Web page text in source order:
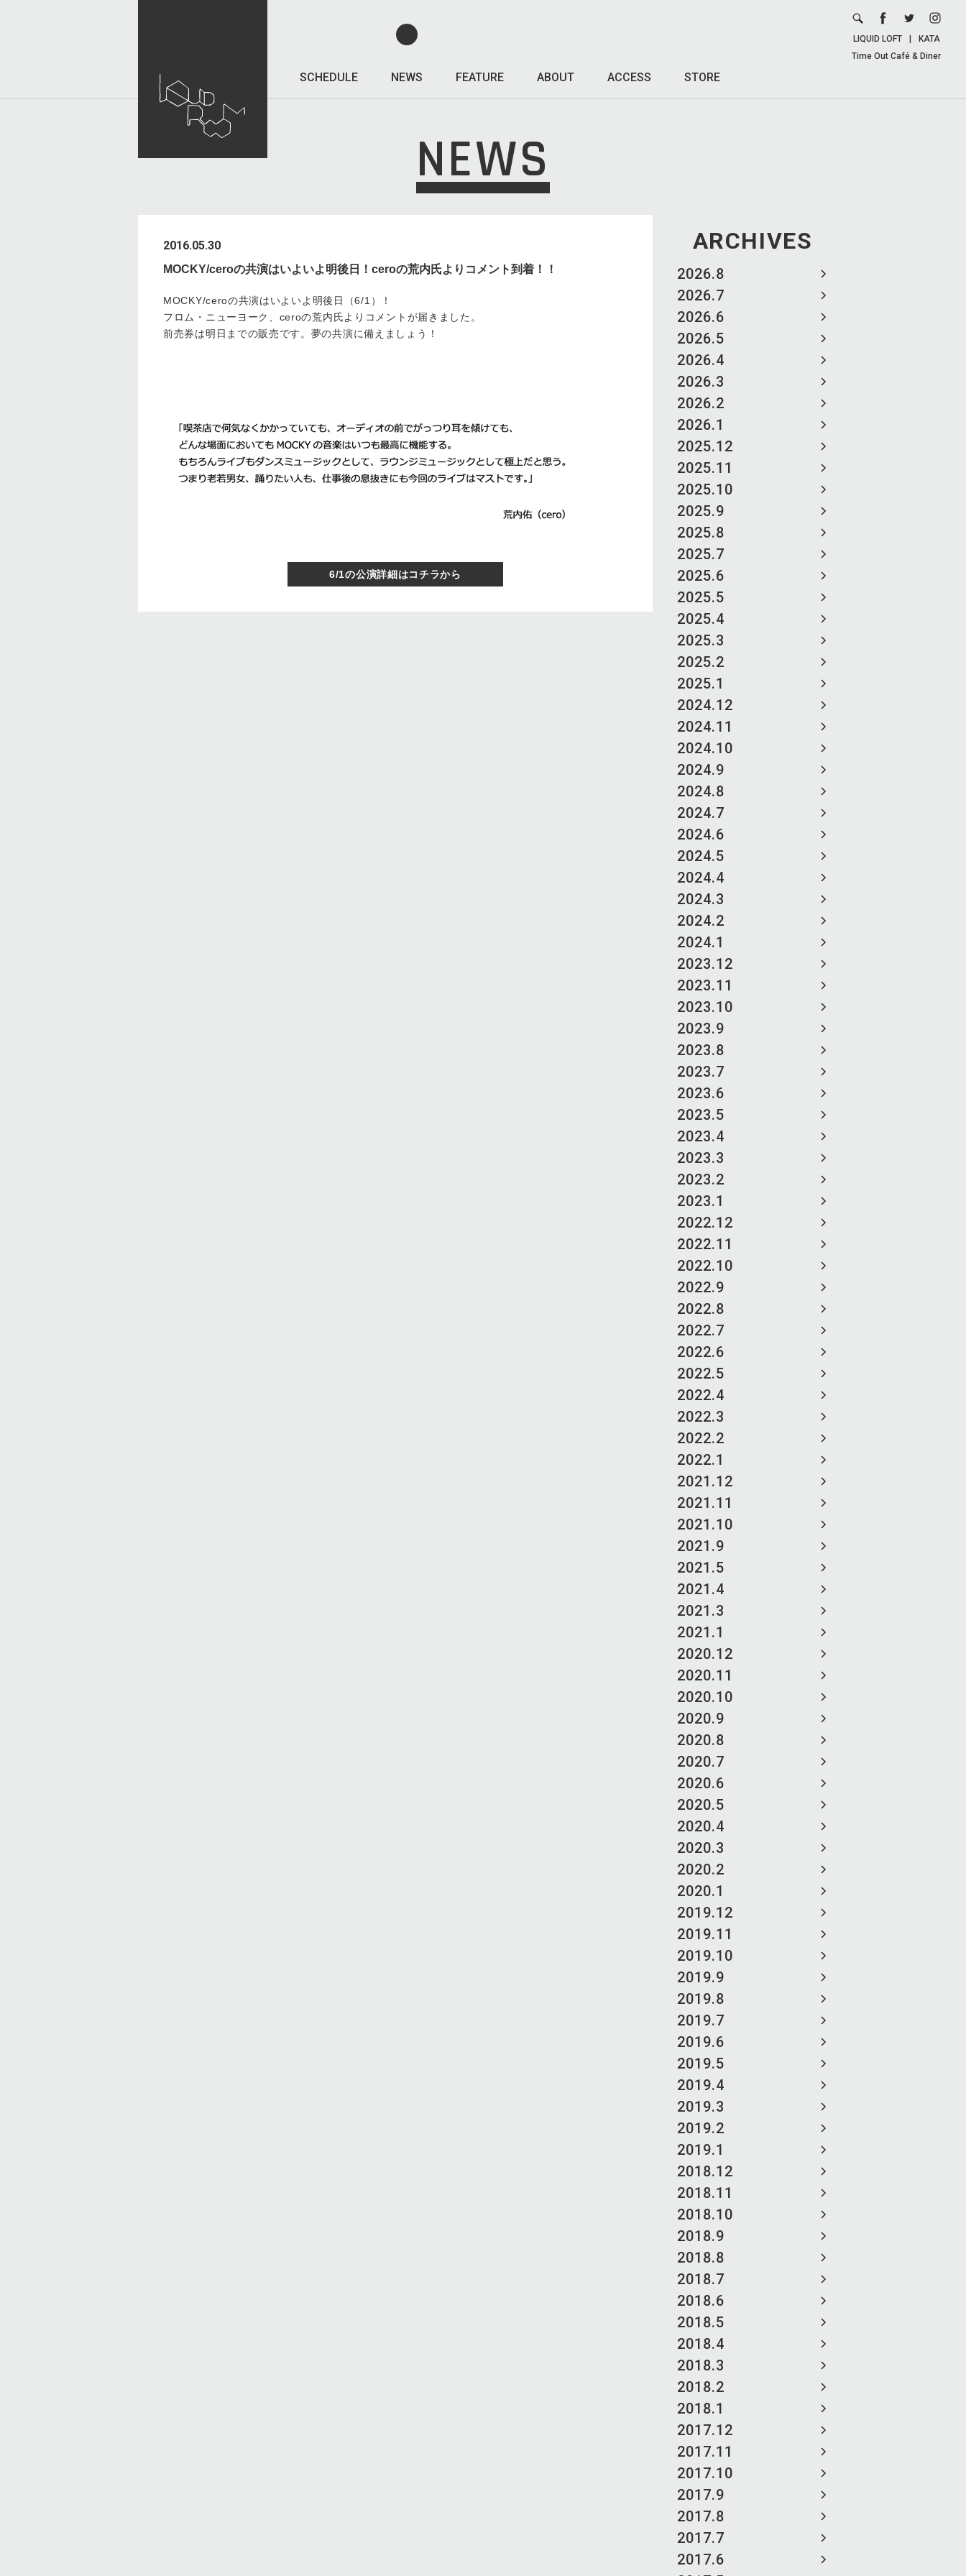
SCHEDULE NEWS FEATURE ABOUT ACCESS STORE
LIQUID LOFT
KATA
Time Out Café & Diner
NEWS
ARCHIVES
2026.8
2026.7
2026.6
2026.5
2026.4
2026.3
2026.2
2026.1
2025.12
2025.11
2025.10
2025.9
2025.8
2025.7
2025.6
2025.5
2025.4
2025.3
2025.2
2025.1
2024.12
2024.11
2024.10
2024.9
2024.8
2024.7
2024.6
2024.5
2024.4
2024.3
2024.2
2024.1
2023.12
2023.11
2023.10
2023.9
2023.8
2023.7
2023.6
2023.5
2023.4
2023.3
2023.2
2023.1
2022.12
2022.11
2022.10
2022.9
2022.8
2022.7
2022.6
2022.5
2022.4
2022.3
2022.2
2022.1
2021.12
2021.11
2021.10
2021.9
2021.5
2021.4
2021.3
2021.1
2020.12
2020.11
2020.10
2020.9
2020.8
2020.7
2020.6
2020.5
2020.4
2020.3
2020.2
2020.1
2019.12
2019.11
2019.10
2019.9
2019.8
2019.7
2019.6
2019.5
2019.4
2019.3
2019.2
2019.1
2018.12
2018.11
2018.10
2018.9
2018.8
2018.7
2018.6
2018.5
2018.4
2018.3
2018.2
2018.1
2017.12
2017.11
2017.10
2017.9
2017.8
2017.7
2017.6
2016.05.30
MOCKY/ceroの共演はいよいよ明後日！ceroの荒内氏よりコメント到着！！
MOCKY/ceroの共演はいよいよ明後日（6/1）！
フロム・ニューヨーク、ceroの荒内氏よりコメントが届きました。
前売券は明日までの販売です。夢の共演に備えましょう！
6/1の公演詳細はコチラから